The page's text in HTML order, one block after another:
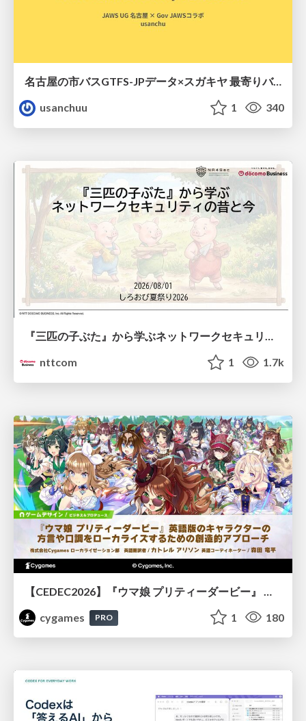
名古屋の市バスGTFS-JPデータ×スガキヤ 最寄りバス停検索をAmazon ElastiCache Serverless for Valkeyで最適化する
usanchuu
1 340
『三匹の子ぶた』から学ぶネットワークセキュリティの昔と今 / Network Security: Then and Now Through the Lens of The Three Little Pigs
nttcom
1 1.7k
cygames
PRO 1 180